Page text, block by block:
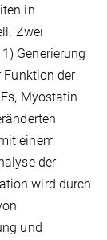
in
Zwei
Generierung
Funktion der
Myostatin
einem
der
wird durch
und